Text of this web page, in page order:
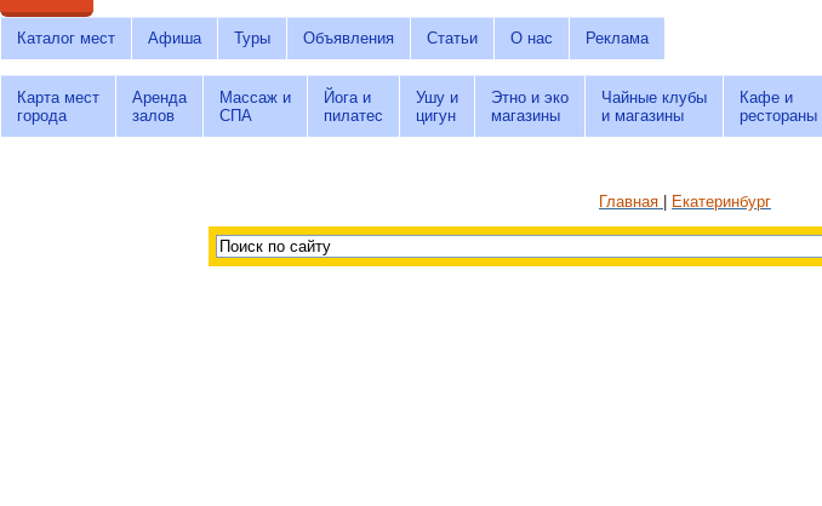
Каталог мест Афиша Туры Объявления Статьи О нас Реклама
Карта мест
города
Аренда
залов
Массаж и
СПА
Йога и
пилатес
Ушу и
цигун
Этно и эко
магазины
Чайные клубы
и магазины
Кафе и
рестораны
Главная Екатеринбург